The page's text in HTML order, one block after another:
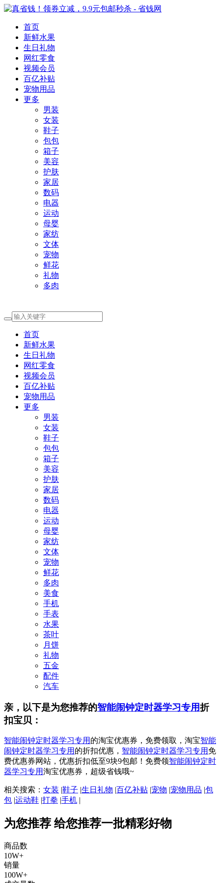
首页
新鲜水果
生日礼物
网红零食
视频会员
百亿补贴
宠物用品
更多
男装
女装
鞋子
包包
箱子
美容
护肤
家居
数码
电器
运动
母婴
家纺
文体
宠物
鲜花
礼物
多肉
首页
新鲜水果
生日礼物
网红零食
视频会员
百亿补贴
宠物用品
更多
男装
女装
鞋子
包包
箱子
美容
护肤
家居
数码
电器
运动
母婴
家纺
文体
宠物
鲜花
多肉
美食
手机
手表
水果
茶叶
月饼
礼物
五金
配件
汽车
亲，以下是为您推荐的智能闹钟定时器学习专用折
扣宝贝：
智能闹钟定时器学习专用 的淘宝优惠券，免费领取，淘宝智能
闹钟定时器学习专用 的折扣优惠， 智能闹钟定时器学习专用 免
费优惠券网站，优惠折扣低至9块9包邮！免费领智能闹钟定时
器学习专用淘宝优惠券，超级省钱哦~
相关搜索： 女装 |鞋子 |生日礼物 |百亿补贴 |宠物 |宠物用品 |包
包 |运动鞋 |打拳 |手机 |
为您推荐 给您推荐一批精彩好物
商品数
10W+
销量
100W+